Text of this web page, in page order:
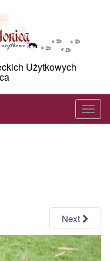
Użytkowych
T
o
v
i
Next